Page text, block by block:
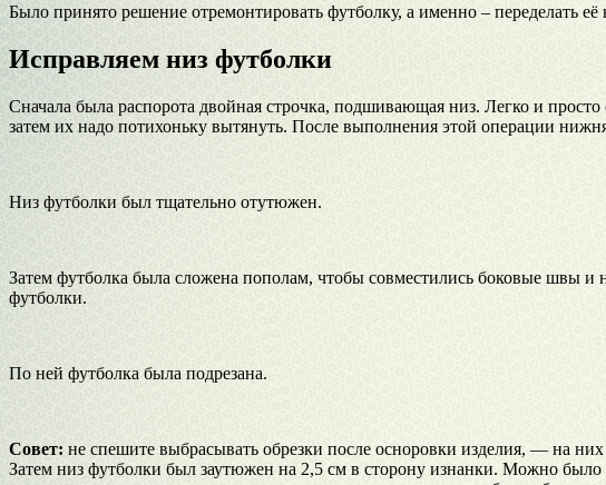
Было принято решение отремонтировать футболку, а именно – переделать её
Исправляем низ футболки
Сначала была распорота двойная строчка, подшивающая низ. Легко и
затем их надо потихоньку вытянуть. После выполнения этой операции
Низ футболки был тщательно отутюжен.
Затем футболка была сложена пополам, чтобы совместились боковые швы и
футболки.
По ней футболка была подрезана.
Совет: не спешите выбрасывать обрезки после осноровки изделия, — на
Затем низ футболки был заутюжен на 2,5 см в сторону изнанки. Можно было